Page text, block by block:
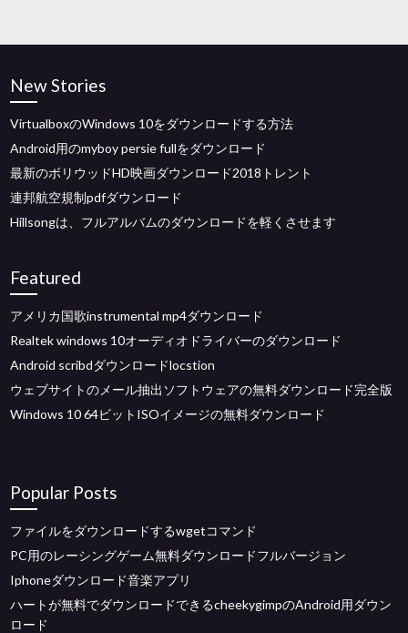
New Stories
VirtualboxのWindows 10をダウンロードする方法
Android用のmyboy persie fullをダウンロード
最新のボリウッドHD映画ダウンロード2018トレント
連邦航空規制pdfダウンロード
Hillsongは、フルアルバムのダウンロードを軽くさせます
Featured
アメリカ国歌instrumental mp4ダウンロード
Realtek windows 10オーディオドライバーのダウンロード
Android scribdダウンロードlocstion
ウェブサイトのメール抽出ソフトウェアの無料ダウンロード完全版
Windows 10 64ビットISOイメージの無料ダウンロード
Popular Posts
ファイルをダウンロードするwgetコマンド
PC用のレーシングゲーム無料ダウンロードフルバージョン
Iphoneダウンロード音楽アプリ
ハートが無料でダウンロードできるcheekygimpのAndroid用ダウン
ロード